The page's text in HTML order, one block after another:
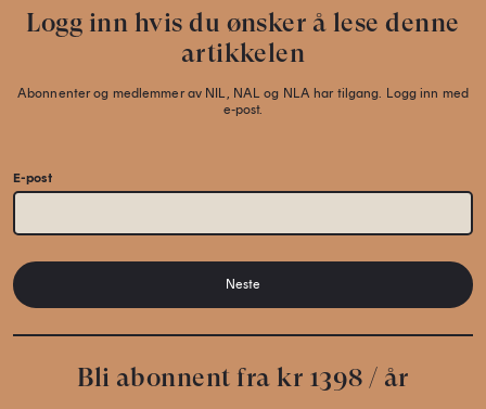
Logg inn hvis du ønsker å lese denne
artikkelen
Abonnenter og medlemmer av NIL, NAL og NLA har tilgang. Logg inn med
e-post.
E-post
Neste
Bli abonnent fra kr 1398 / år